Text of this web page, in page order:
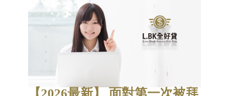
【2026最新】 面對第一次被拜